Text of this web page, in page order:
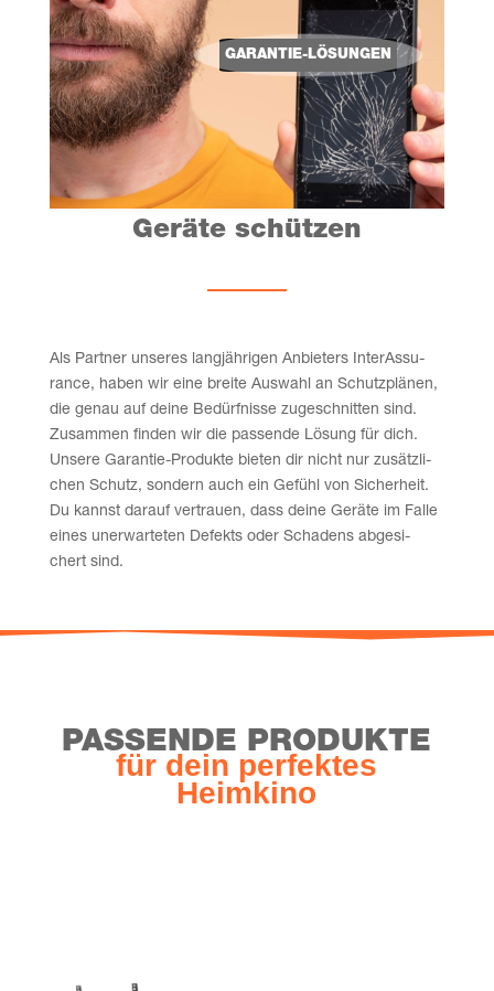
GARAN­TIE-LÖSUN­GEN
Gerä­te schützen
Als Part­ner unse­res lang­jäh­ri­gen Anbie­ters Inter­Assu­
rance, haben wir eine brei­te Aus­wahl an Schutz­plä­nen,
die genau auf dei­ne Bedürf­nis­se zuge­schnit­ten sind.
Zusam­men fin­den wir die pas­sen­de Lösung für dich.
Unse­re Garan­tie-Pro­duk­te bie­ten dir nicht nur zusätz­li­
chen Schutz, son­dern auch ein Gefühl von Sicher­heit.
Du kannst dar­auf ver­trau­en, dass dei­ne Gerä­te im Fal­le
eines uner­war­te­ten Defekts oder Scha­dens abge­si­
chert sind.
PAS­SEN­DE PRODUKTE
für dein per­fek­tes
Heimkino